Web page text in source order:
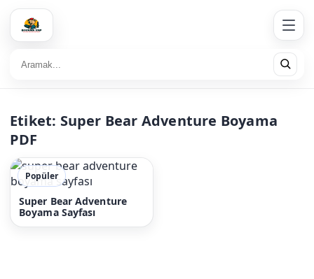
Etiket: Super Bear Adventure Boyama
PDF
Popüler
Super Bear Adventure
Boyama Sayfası